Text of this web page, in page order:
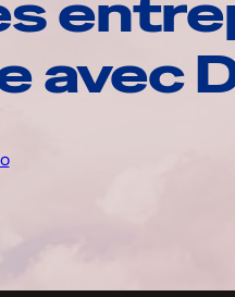
avec